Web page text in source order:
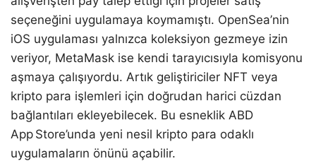
seçeneğini uygulamaya koymamıştı. OpenSea’nin
iOS uygulaması yalnızca koleksiyon gezmeye izin
veriyor, MetaMask ise kendi tarayıcısıyla komisyonu
aşmaya çalışıyordu. Artık geliştiriciler NFT veya
kripto para işlemleri için doğrudan harici cüzdan
bağlantıları ekleyebilecek. Bu esneklik ABD
App Store’unda yeni nesil kripto para odaklı
uygulamaların önünü açabilir.